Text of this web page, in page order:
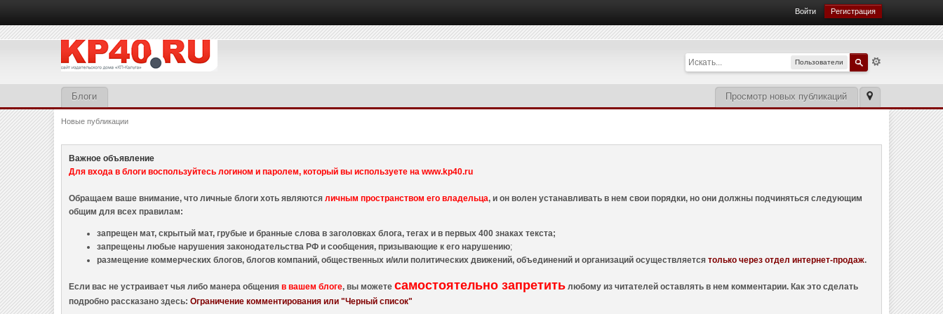
Войти Регистрация
Пользователи
Просмотр новых публикаций
Блоги
Новые публикации
Важное объявление
Для входа в блоги воспользуйтесь логином и паролем, который вы используете на www.kp40.ru
Обращаем ваше внимание, что личные блоги хоть являютсяличным пространством его владельца, и он волен устанавливать в нем свои порядки, но они должны подчиняться следующим
общим для всех правилам:
запрещен мат, скрытый мат, грубые и бранные слова в заголовках блога, тегах и в первых 400 знаках текста;
запрещены любые нарушения законодательства РФ и сообщения, призывающие к его нарушению;
размещение коммерческих блогов, блогов компаний, общественных и/или политических движений, объединений и организаций осуществляетсятолько через отдел интернет-продаж.
Если вас не устраивает чья либо манера общенияв вашем блоге, вы можетесамостоятельно запретить любому из читателей оставлять в нем комментарии. Как это сделать
подробно рассказано здесь:Ограничение комментирования или "Черный список"